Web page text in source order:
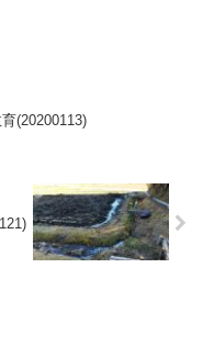
(20200113)